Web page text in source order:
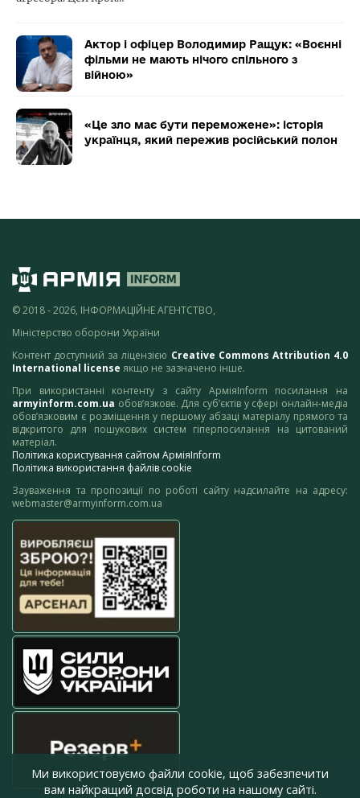
Актор і офіцер Володимир Ращук: «Воєнні
фільми не мають нічого спільного з
війною»
«Це зло має бути переможене»: історія
українця, який пережив російський полон
© 2018 - 2026, ІНФОРМАЦІЙНЕ АГЕНТСТВО,
Міністерство оборони України
Контент доступний за ліцензією Creative Commons Attribution 4.0
International license якщо не зазначено інше.
При використанні контенту з сайту АрміяInform посилання на
armyinform.com.ua обов’язкове. Для суб’єктів у сфері онлайн-медіа
обов’язковим є розміщення у першому абзаці матеріалу прямого та
відкритого для пошукових систем гіперпосилання на цитований
матеріал.
Політика користування сайтом АрміяInform
Політика використання файлів cookie
Зауваження та пропозиції по роботі сайту надсилайте на адресу:
webmaster@armyinform.com.ua
Ми використовуємо файли cookie, щоб забезпечити
вам найкращий досвід роботи на нашому сайті.